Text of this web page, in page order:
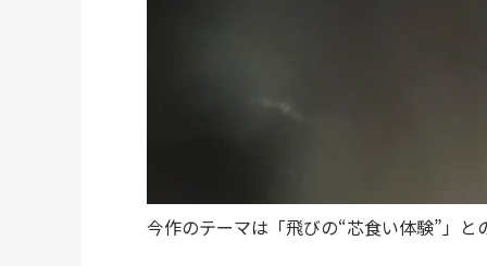
今作のテーマは「飛びの“芯食い体験”」と